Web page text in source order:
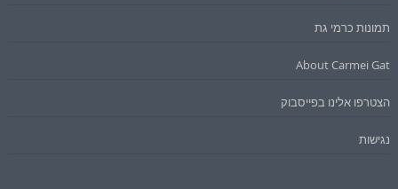
תמונות כרמי גת
About Carmei Gat
הצטרפו אלינו בפייסבוק
נגישות